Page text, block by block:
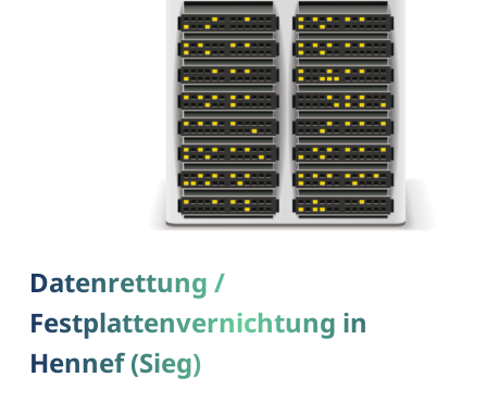
Datenrettung /
Festplattenvernichtung in
Hennef (Sieg)